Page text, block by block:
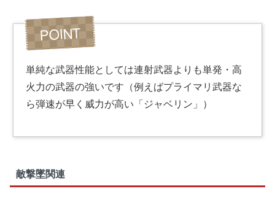
単純な武器性能としては連射武器よりも単発・高
火力の武器の強いです（例えばプライマリ武器な
ら弾速が早く威力が高い「ジャベリン」）
敵撃墜関連